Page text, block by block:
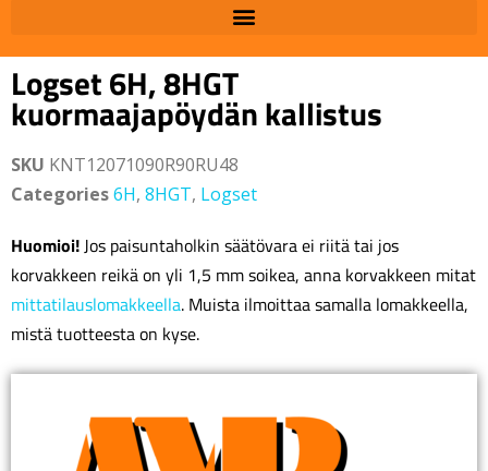
Logset 6H, 8HGT
kuormaajapöydän kallistus
SKU KNT12071090R90RU48
Categories6H, 8HGT, Logset
Huomioi!Jos paisuntaholkin säätövara ei riitä tai jos
korvakkeen reikä on yli 1,5 mm soikea, anna korvakkeen mitat
mittatilauslomakkeella. Muista ilmoittaa samalla lomakkeella,
mistä tuotteesta on kyse.